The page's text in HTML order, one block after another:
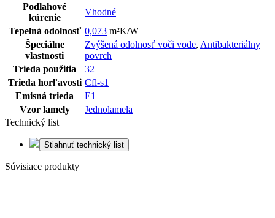
Podlahové
kúrenie
Vhodné
Tepelná odolnosť 0,073 m²K/W
Špeciálne
vlastnosti
Zvýšená odolnosť voči vode, Antibakteriálny
povrch
Trieda použitia
32
Trieda horľavosti Cfl-s1
Emisná trieda
E1
Vzor lamely
Jednolamela
Technický list
Stiahnuť technický list
Súvisiace produkty